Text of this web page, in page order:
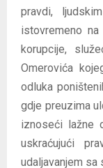
pravdi,
istovremeno
korupcije,
Omerovića
odluka
gdje preuzima
iznoseći lažne
uskraćujući
udaljavanjem sa